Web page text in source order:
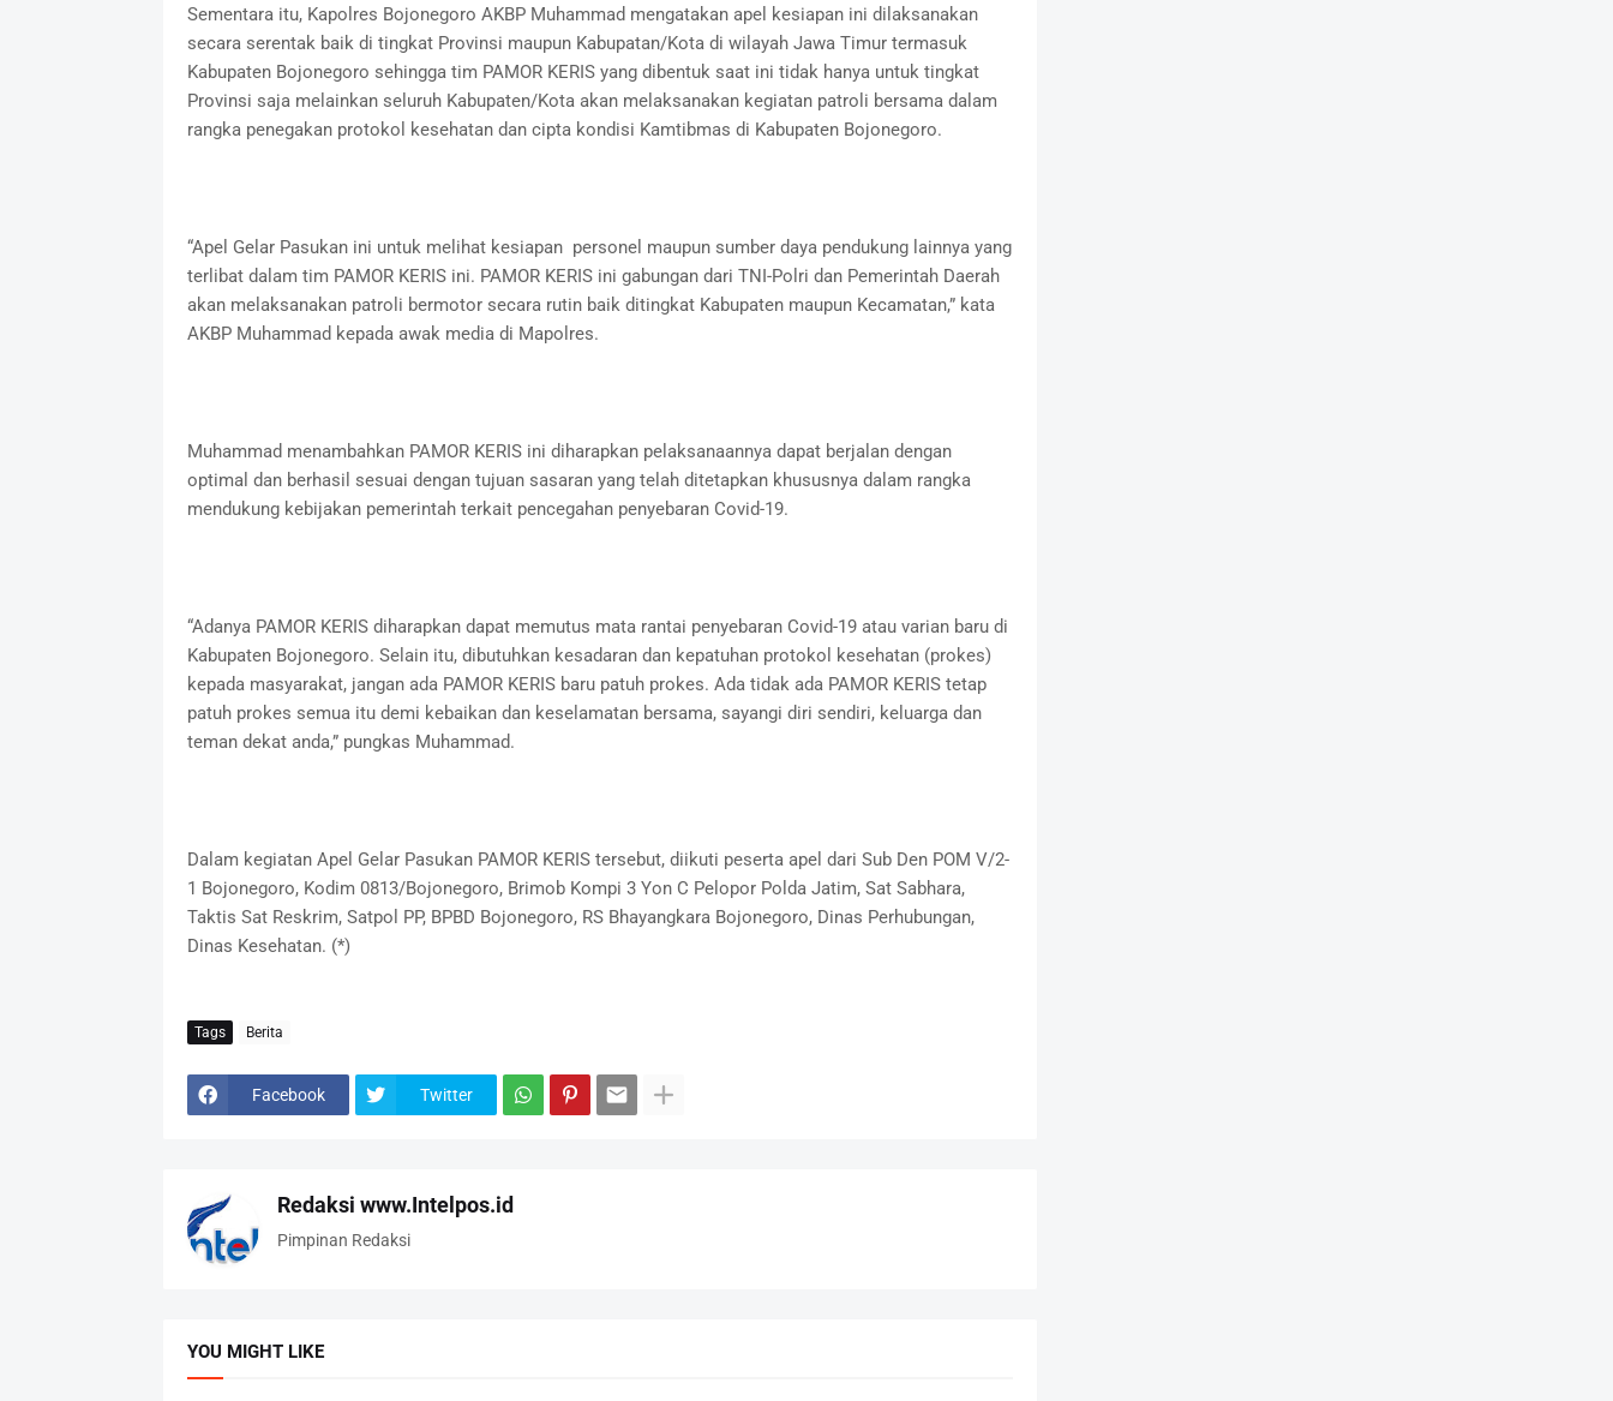
Sementara itu, Kapolres Bojonegoro AKBP Muhammad mengatakan apel kesiapan ini dilaksanakan
secara serentak baik di tingkat Provinsi maupun Kabupatan/Kota di wilayah Jawa Timur termasuk
Kabupaten Bojonegoro sehingga tim PAMOR KERIS yang dibentuk saat ini tidak hanya untuk tingkat
Provinsi saja melainkan seluruh Kabupaten/Kota akan melaksanakan kegiatan patroli bersama dalam
rangka penegakan protokol kesehatan dan cipta kondisi Kamtibmas di Kabupaten Bojonegoro.
“Apel Gelar Pasukan ini untuk melihat kesiapan personel maupun sumber daya pendukung lainnya yang
terlibat dalam tim PAMOR KERIS ini. PAMOR KERIS ini gabungan dari TNI-Polri dan Pemerintah Daerah
akan melaksanakan patroli bermotor secara rutin baik ditingkat Kabupaten maupun Kecamatan,” kata
AKBP Muhammad kepada awak media di Mapolres.
Muhammad menambahkan PAMOR KERIS ini diharapkan pelaksanaannya dapat berjalan dengan
optimal dan berhasil sesuai dengan tujuan sasaran yang telah ditetapkan khususnya dalam rangka
mendukung kebijakan pemerintah terkait pencegahan penyebaran Covid-19.
“Adanya PAMOR KERIS diharapkan dapat memutus mata rantai penyebaran Covid-19 atau varian baru di
Kabupaten Bojonegoro. Selain itu, dibutuhkan kesadaran dan kepatuhan protokol kesehatan (prokes)
kepada masyarakat, jangan ada PAMOR KERIS baru patuh prokes. Ada tidak ada PAMOR KERIS tetap
patuh prokes semua itu demi kebaikan dan keselamatan bersama, sayangi diri sendiri, keluarga dan
teman dekat anda,” pungkas Muhammad.
Dalam kegiatan Apel Gelar Pasukan PAMOR KERIS tersebut, diikuti peserta apel dari Sub Den POM V/2-
1 Bojonegoro, Kodim 0813/Bojonegoro, Brimob Kompi 3 Yon C Pelopor Polda Jatim, Sat Sabhara,
Taktis Sat Reskrim, Satpol PP, BPBD Bojonegoro, RS Bhayangkara Bojonegoro, Dinas Perhubungan,
Dinas Kesehatan. (*)
Tags Berita
Facebook Twitter
Redaksi www.Intelpos.id
Pimpinan Redaksi
YOU MIGHT LIKE